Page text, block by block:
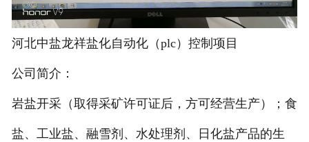
河北中盐龙祥盐化自动化（plc）控制项目
公司简介：
岩盐开采（取得采矿许可证后，方可经营生产）；食
盐、工业盐、融雪剂、水处理剂、日化盐产品的生